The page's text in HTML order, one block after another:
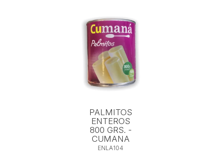
PALMITOS
ENTEROS
800 GRS. -
CUMANA
ENLA104